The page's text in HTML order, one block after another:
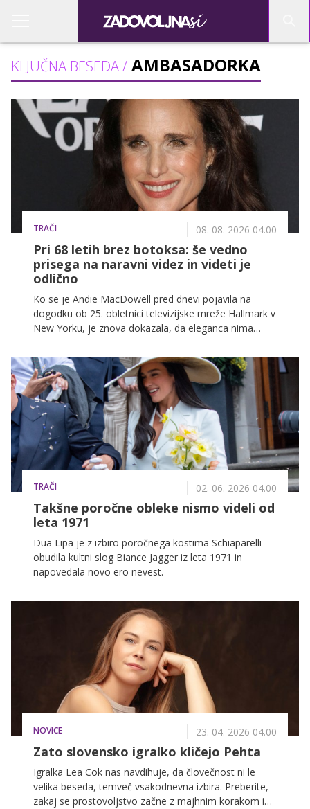
KLJUČNA BESEDA / AMBASADORKA
TRAČI 08. 08. 2026 04.00
Pri 68 letih brez botoksa: še vedno
prisega na naravni videz in videti je
odlično
Ko se je Andie MacDowell pred dnevi pojavila na
dogodku ob 25. obletnici televizijske mreže Hallmark v
New Yorku, je znova dokazala, da eleganca nima
Štiri poroke in pogreb, Neskončni dan in serije Maid,
je v družbi kolegice Marilu Henner navdušila z
brezčasnim slogom, sproščenim nasmehom in
svojimi značilnimi srebrnimi kodri.
TRAČI 02. 06. 2026 04.00
Takšne poročne obleke nismo videli od
leta 1971
Dua Lipa je z izbiro poročnega kostima Schiaparelli
obudila kultni slog Biance Jagger iz leta 1971 in
napovedala novo ero nevest.
NOVICE 23. 04. 2026 04.00
Zato slovensko igralko kličejo Pehta
Igralka Lea Cok nas navdihuje, da človečnost ni le
velika beseda, temveč vsakodnevna izbira. Preberite,
zakaj se prostovoljstvo začne z majhnim korakom in